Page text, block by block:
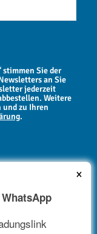
Sie der
an Sie
jederzeit
Weitere
und zu Ihren
.
×